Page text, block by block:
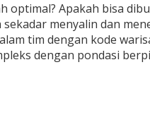
optimal? Apakah bisa
menyalin dan
tim dengan kode
dengan pondasi